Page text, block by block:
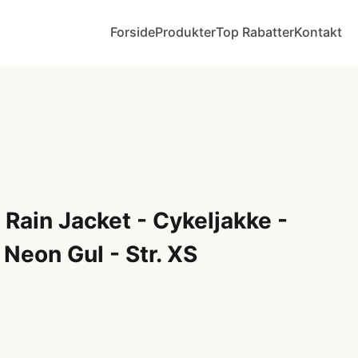
ForsideProdukterTop RabatterKontakt
Jacket - Cykeljakke -
Gul - Str. XS